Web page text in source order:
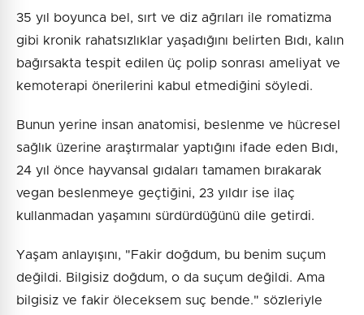
35 yıl boyunca bel, sırt ve diz ağrıları ile romatizma
gibi kronik rahatsızlıklar yaşadığını belirten Bıdı, kalın
bağırsakta tespit edilen üç polip sonrası ameliyat ve
kemoterapi önerilerini kabul etmediğini söyledi.
Bunun yerine insan anatomisi, beslenme ve hücresel
sağlık üzerine araştırmalar yaptığını ifade eden Bıdı,
24 yıl önce hayvansal gıdaları tamamen bırakarak
vegan beslenmeye geçtiğini, 23 yıldır ise ilaç
kullanmadan yaşamını sürdürdüğünü dile getirdi.
Yaşam anlayışını, "Fakir doğdum, bu benim suçum
değildi. Bilgisiz doğdum, o da suçum değildi. Ama
bilgisiz ve fakir öleceksem suç bende." sözleriyle